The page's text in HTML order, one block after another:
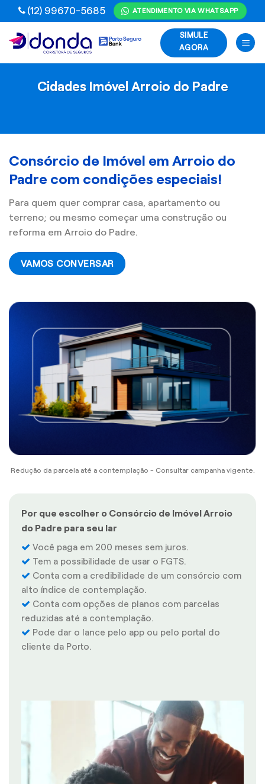
Skip
to
content
(12) 99670-5685 ATENDIMENTO VIA WHATSAPP
SIMULE
AGORA
Cidades Imóvel Arroio do Padre
Consórcio de Imóvel em Arroio do
Padre com condições especiais!
Para quem quer comprar casa, apartamento ou
terreno; ou mesmo começar uma construção ou
reforma em Arroio do Padre.
VAMOS CONVERSAR
Redução da parcela até a contemplação - Consultar campanha vigente.
Por que escolher o Consórcio de Imóvel Arroio
do Padre para seu lar
Você paga em 200 meses sem juros.
Tem a possibilidade de usar o FGTS.
Conta com a credibilidade de um consórcio com
alto índice de contemplação.
Conta com opções de planos com parcelas
reduzidas até a contemplação.
Pode dar o lance pelo app ou pelo portal do
cliente da Porto.